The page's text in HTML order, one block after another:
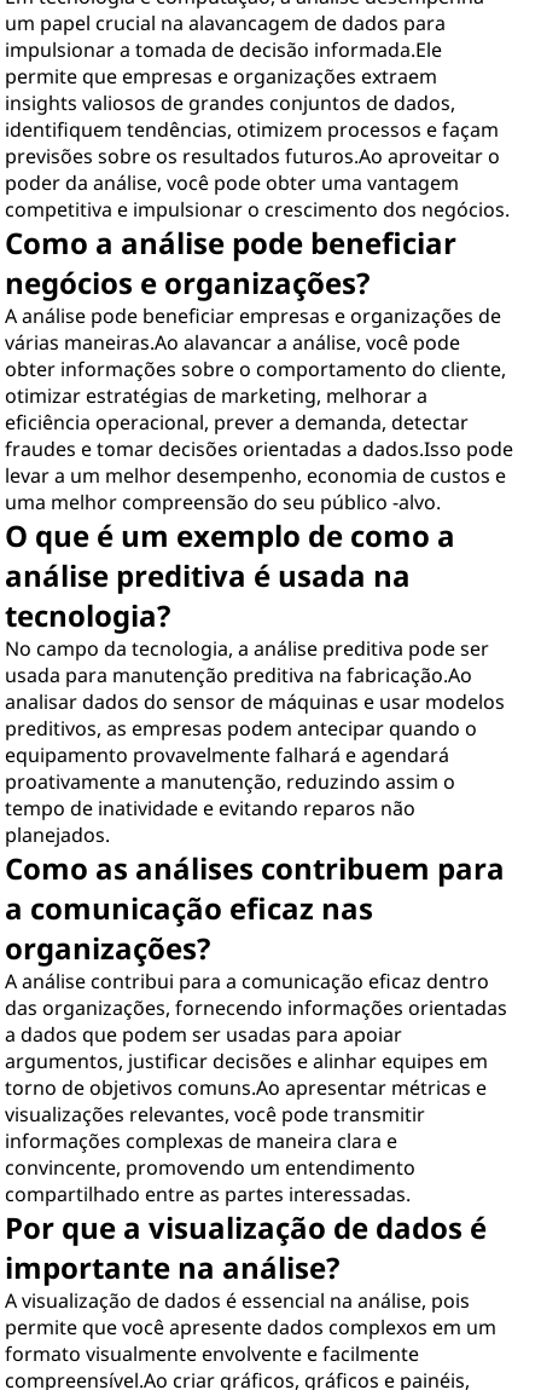
um papel crucial na alavancagem de dados para
impulsionar a tomada de decisão informada.Ele
permite que empresas e organizações extraem
insights valiosos de grandes conjuntos de dados,
identifiquem tendências, otimizem processos e façam
previsões sobre os resultados futuros.Ao aproveitar o
poder da análise, você pode obter uma vantagem
competitiva e impulsionar o crescimento dos negócios.
Como a análise pode beneficiar
negócios e organizações?
A análise pode beneficiar empresas e organizações de
várias maneiras.Ao alavancar a análise, você pode
obter informações sobre o comportamento do cliente,
otimizar estratégias de marketing, melhorar a
eficiência operacional, prever a demanda, detectar
fraudes e tomar decisões orientadas a dados.Isso pode
levar a um melhor desempenho, economia de custos e
uma melhor compreensão do seu público -alvo.
O que é um exemplo de como a
análise preditiva é usada na
tecnologia?
No campo da tecnologia, a análise preditiva pode ser
usada para manutenção preditiva na fabricação.Ao
analisar dados do sensor de máquinas e usar modelos
preditivos, as empresas podem antecipar quando o
equipamento provavelmente falhará e agendará
proativamente a manutenção, reduzindo assim o
tempo de inatividade e evitando reparos não
planejados.
Como as análises contribuem para
a comunicação eficaz nas
organizações?
A análise contribui para a comunicação eficaz dentro
das organizações, fornecendo informações orientadas
a dados que podem ser usadas para apoiar
argumentos, justificar decisões e alinhar equipes em
torno de objetivos comuns.Ao apresentar métricas e
visualizações relevantes, você pode transmitir
informações complexas de maneira clara e
convincente, promovendo um entendimento
compartilhado entre as partes interessadas.
Por que a visualização de dados é
importante na análise?
A visualização de dados é essencial na análise, pois
permite que você apresente dados complexos em um
formato visualmente envolvente e facilmente
compreensível.Ao criar gráficos, gráficos e painéis,